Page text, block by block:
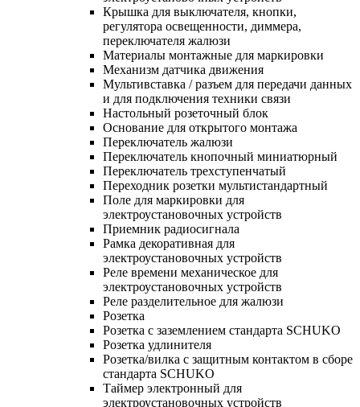
Крышка для выключателя, кнопки,
регулятора освещенности, диммера,
переключателя жалюзи
Материалы монтажные для маркировки
Механизм датчика движения
Мультивставка / разъем для передачи данных
и для подключения техники связи
Настольный розеточный блок
Основание для открытого монтажа
Переключатель жалюзи
Переключатель кнопочный миниатюрный
Переключатель трехступенчатый
Переходник розетки мультистандартный
Поле для маркировки для
электроустановочных устройств
Приемник радиосигнала
Рамка декоративная для
электроустановочных устройств
Реле времени механическое для
электроустановочных устройств
Реле разделительное для жалюзи
Розетка
Розетка с заземлением стандарта SCHUKO
Розетка удлинителя
Розетка/вилка с защитным контактом в сборе
стандарта SCHUKO
Таймер электронный для
электроустановочных устройств